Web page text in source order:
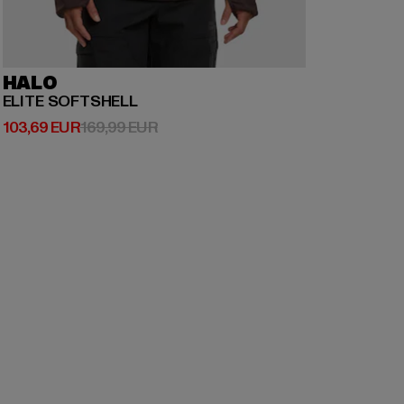
HALO
ELITE SOFTSHELL
103,69 EUR
Derzeitiger Preis: 103,69 EUR
169,99 EURAktionspreis: 169,99 EUR